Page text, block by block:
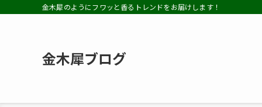
金木犀のようにフワッと香るトレンドをお届けします！
金木犀ブログ